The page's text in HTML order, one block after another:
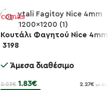
-10%
Κουτάλι Φαγητού Nice 4mm
3198
Άμεσα διαθέσιμο
2.03€ 1.83€ 2.27€ με ΦΠΑ